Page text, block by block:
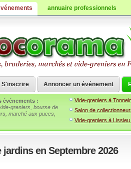
S'inscrire Annoncer un événement
événements :
greniers, bourse de
marché aux puces,
Vide-greniers à
Salon de
Vide-greniers à
jardins en Septembre 2026
annuaire professionnels